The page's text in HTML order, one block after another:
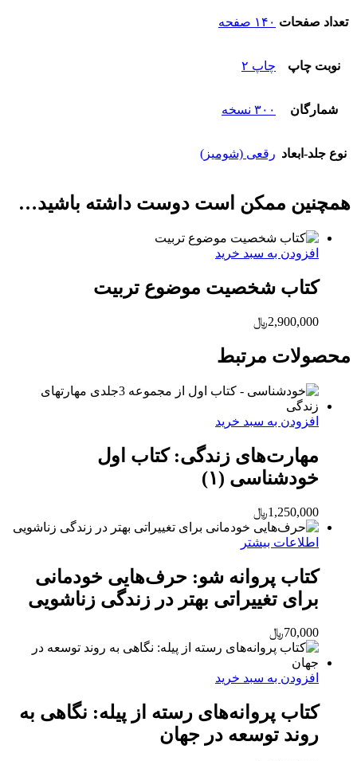
تعداد صفحات ۱۴۰ صفحه
نوبت چاپ چاپ ۲
شمارگان ۳۰۰ نسخه
نوع جلد-ابعاد رقعی (شومیز)
همچنین ممکن است دوست داشته باشید…
افزودن به سبد خرید
کتاب شخصیت موضوع تربیت
2,900,000﷼
محصولات مرتبط
افزودن به سبد خرید
مهارت‌های زندگی: کتاب اول
خودشناسی (۱)
1,250,000﷼
اطلاعات بیشتر
کتاب پروانه شو: حرف‌هایی خودمانی
برای تغییراتی بهتر در زندگی زناشویی
70,000﷼
افزودن به سبد خرید
کتاب پروانه‌های رسته از پیله: نگاهی به
روند توسعه در جهان